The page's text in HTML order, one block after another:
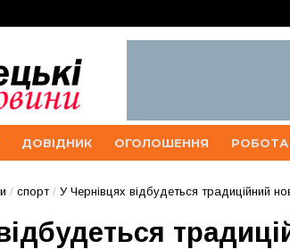
ДОВІДНИК ОГОЛОШЕННЯ РОБОТА
/ спорт / У Чернівцях відбудеться традиційний